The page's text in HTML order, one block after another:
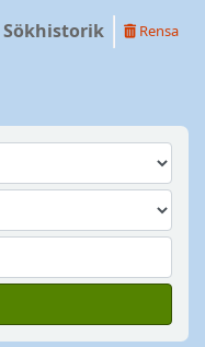
Sökhistorik Rensa